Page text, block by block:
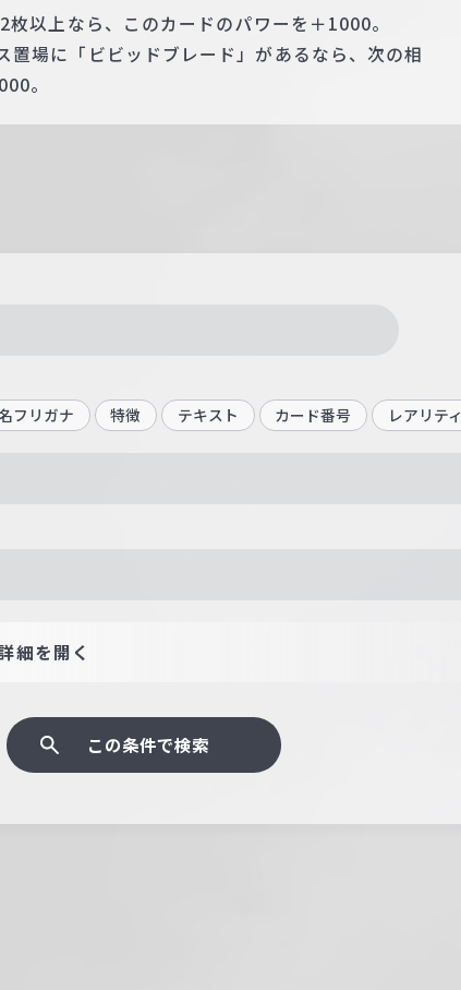
以上なら、このカードのパワーを＋1000。
置場に「ビビッドブレード」があるなら、次の相
。
フリガナ 特徴 テキスト カード番号 レアリティ
細を開く
この条件で検索